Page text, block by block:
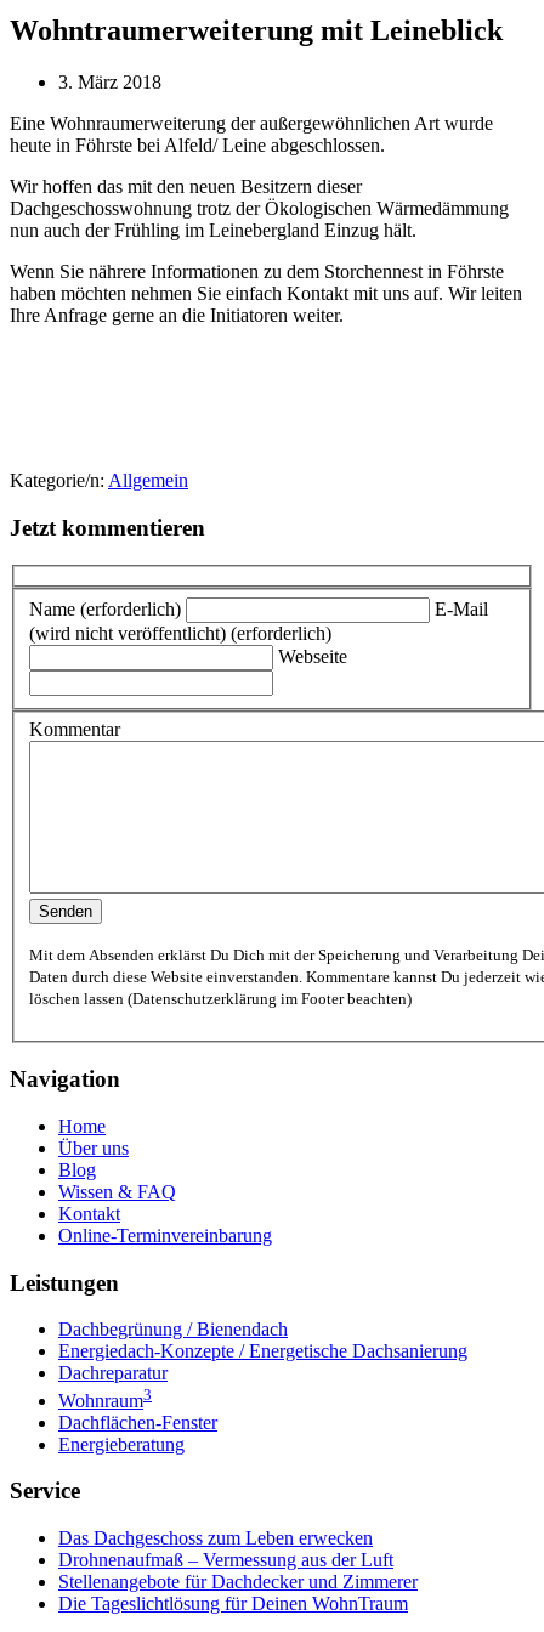
Wohntraumerweiterung mit Leineblick
3. März 2018
Eine Wohnraumerweiterung der außergewöhnlichen Art wurde
heute in Föhrste bei Alfeld/ Leine abgeschlossen.
Wir hoffen das mit den neuen Besitzern dieser
Dachgeschosswohnung trotz der Ökologischen Wärmedämmung
nun auch der Frühling im Leinebergland Einzug hält.
Wenn Sie nährere Informationen zu dem Storchennest in Föhrste
haben möchten nehmen Sie einfach Kontakt mit uns auf. Wir leiten
Ihre Anfrage gerne an die Initiatoren weiter.
Kategorie/n: Allgemein
Jetzt kommentieren
Name (erforderlich)
E-Mail
(wird nicht veröffentlicht) (erforderlich)
Webseite
Kommentar
Mit dem Absenden erklärst Du Dich mit der Speicherung und Verarbeitung
Daten durch diese Website einverstanden. Kommentare kannst Du jederzeit
löschen lassen (Datenschutzerklärung im Footer beachten)
Navigation
Home
Über uns
Blog
Wissen & FAQ
Kontakt
Online-Terminvereinbarung
Leistungen
Dachbegrünung / Bienendach
Energiedach-Konzepte / Energetische Dachsanierung
Dachreparatur
Wohnraum3
Dachflächen-Fenster
Energieberatung
Service
Das Dachgeschoss zum Leben erwecken
Drohnenaufmaß – Vermessung aus der Luft
Stellenangebote für Dachdecker und Zimmerer
Die Tageslichtlösung für Deinen WohnTraum